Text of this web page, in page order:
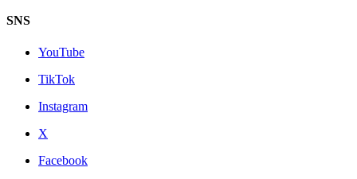
SNS
YouTube
TikTok
Instagram
X
Facebook